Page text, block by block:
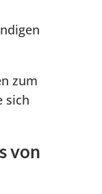
zum
sich
von